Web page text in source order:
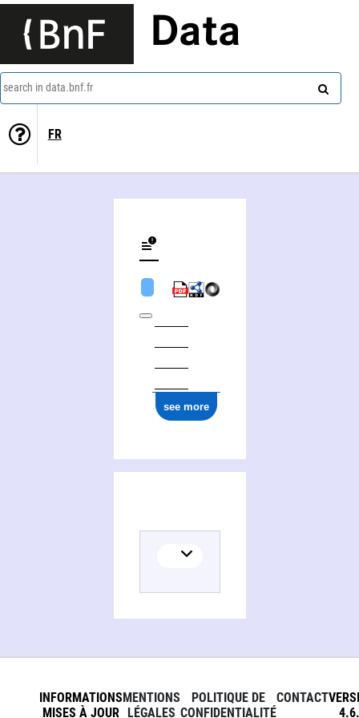
Data
search in data.bnf.fr
FR
see more
INFORMATIONS
MISES À JOUR
MENTIONS
LÉGALES
POLITIQUE DE
CONFIDENTIALITÉ
CONTACT